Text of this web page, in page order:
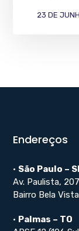
23 DE
Endereços
• São Paulo –
Av. Paulista,
Bairro Bela
• Palmas – TO